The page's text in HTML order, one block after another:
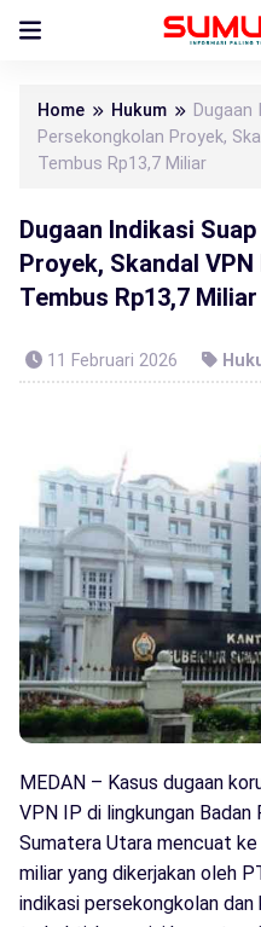
Home Hukum
Dugaan
Persekongkolan Proyek,
Tembus Rp13,7 Miliar
Dugaan Indikasi
Proyek, Skandal
Tembus Rp13,7 Miliar
11 Februari 2026
MEDAN – Kasus dugaan
VPN IP di lingkungan
Sumatera Utara mencuat
miliar yang dikerjakan oleh
indikasi persekongkolan